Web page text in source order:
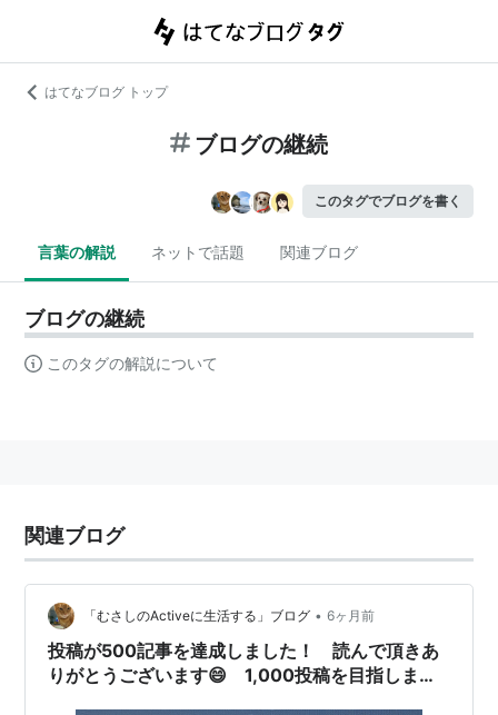
はてなブログ トップ
ブログの継続
このタグでブログを書く
言葉の解説 ネットで話題 関連ブログ
ブログの継続
このタグの解説について
関連ブログ
「むさしのActiveに生活する」ブログ • 6ヶ月前
投稿が500記事を達成しました！ 読んで頂きあ
りがとうございます😄 1,000投稿を目指しま